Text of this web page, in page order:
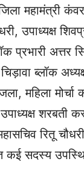
महामंत्री
उपाध्यक्ष
प्रभारी अत्तर
ब्लॉक
महिला
शरबती
रितू
कई सदस्य